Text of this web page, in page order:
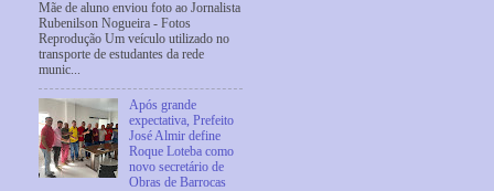
Mãe de aluno enviou foto ao Jornalista
Rubenilson Nogueira - Fotos
Reprodução Um veículo utilizado no
transporte de estudantes da rede
munic...
Após grande
expectativa, Prefeito
José Almir define
Roque Loteba como
novo secretário de
Obras de Barrocas